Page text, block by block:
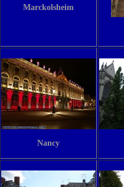
Marckolsheim
Nancy